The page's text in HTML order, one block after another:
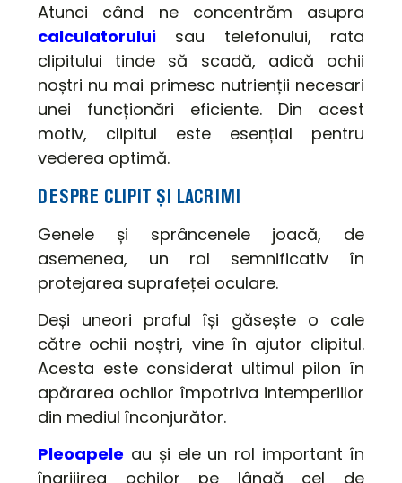
Atunci când ne concentrăm asupra
calculatorului sau telefonului, rata
clipitului tinde să scadă, adică ochii
noștri nu mai primesc nutrienții necesari
unei funcționări eficiente. Din acest
motiv, clipitul este esențial pentru
vederea optimă.
DESPRE CLIPIT ȘI LACRIMI
Genele și sprâncenele joacă, de
asemenea, un rol semnificativ în
protejarea suprafeței oculare.
Deși uneori praful își găsește o cale
către ochii noștri, vine în ajutor clipitul.
Acesta este considerat ultimul pilon în
apărarea ochilor împotriva intemperiilor
din mediul înconjurător.
Pleoapele au și ele un rol important în
îngrijirea ochilor pe lângă cel de